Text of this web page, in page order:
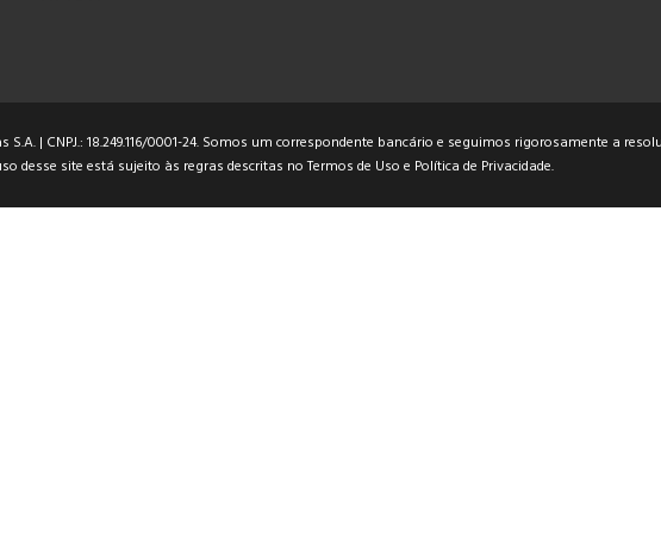
| CNPJ.: 18.249.116/0001-24. Somos um correspondente bancário e seguimos rigorosamente a
desse site está sujeito às regras descritas noTermos de Uso e Política de Privacidade.